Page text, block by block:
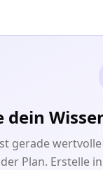
dein
gerade
Plan. Erstelle